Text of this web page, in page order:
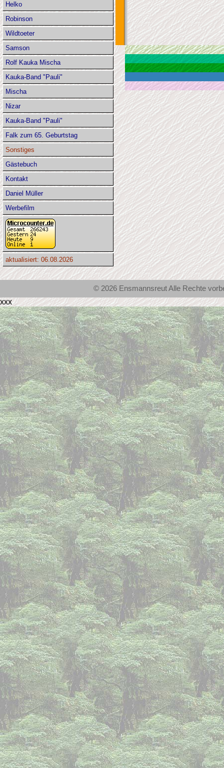
Helko
Robinson
Wildtoeter
Samson
Rolf Kauka Mischa
Kauka-Band "Pauli"
Mischa
Nizar
Kauka-Band "Pauli"
Falk zum 65. Geburtstag
Sonstiges
Gästebuch
Kontakt
Daniel Müller
Werbefilm
aktualisiert: 06.08.2026
© 2026 Ensmannsreut Alle Rechte
xxx